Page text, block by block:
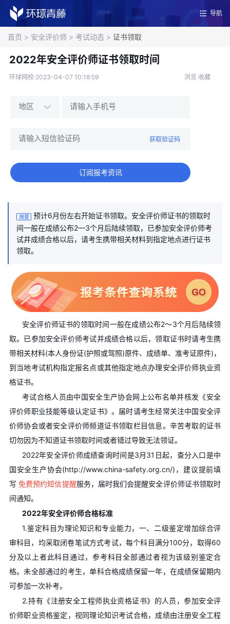
导航
首页 > 安全评价师 > 考试动态 > 证书领取
2022年安全评价师证书领取时间
环球网校·2023-04-07 10:18:59 浏览 收藏
获取验证码
订阅报考资讯
摘要
预计6月份左右开始证书领取。安全评价师证书的领取时
间一般在成绩公布2—3个月后陆续领取，已参加安全评价师考
试并成绩合格以后，请考生携带相关材料到指定地点进行证书
领取。
安全评价师证书的领取时间一般在成绩公布2～3个月后陆续领
取。已参加安全评价师考试并成绩合格以后，领取证书时请考生携
带相关材料(本人身份证(护照或驾照)原件、成绩单、准考证原件)，
到当地考试机构指定报名点或其他指定地点办理安全评价师执业资
格证书。
考试合格人员由中国安全生产协会网上公布名单并核发《安全
评价师职业技能等级认定证书》。届时请考生经常关注中国安全评
价师协会或者安全评价师频道证书领取栏目信息。辛苦考取的证书
切勿因为不知道证书领取时间或者错过导致无法领证。
2022年安全评价师成绩查询时间是3月31日起，查分入口是中
国安全生产协会(http://www.china-safety.org.cn/)，建议提前填
写 免费预约短信提醒服务，届时我们会提醒安全评价师证书领取时
间通知。
2022年安全评价师合格标准
1.鉴定科目为理论知识和专业能力，一、二级鉴定增加综合评
审科目，均采取闭卷笔试方式考试，每个科目满分100分，取得60
分及以上者此科目通过，参考科目全部通过者视为该级别鉴定合
格。未全部通过的考生，单科合格成绩保留一年，在成绩保留期内
可参加一次补考。
2.持有《注册安全工程师执业资格证书》的人员，参加安全评
价师职业资格鉴定，视同理论知识考试合格，成绩由注册安全工程